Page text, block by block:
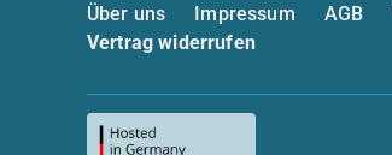
Über uns Impressum AGB
Vertrag widerrufen